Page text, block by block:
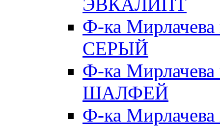
ЭВКАЛИПТ
Ф-ка
СЕРЫЙ
Ф-ка
ШАЛФЕЙ
Ф-ка